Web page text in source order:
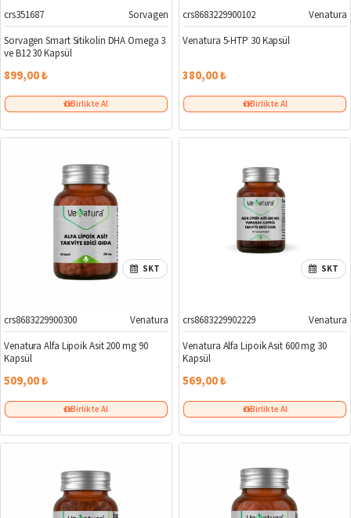
crs351687
Sorvagen
Sorvagen Smart Sitikolin DHA Omega 3
ve B12 30 Kapsül
899,00 ₺
Birlikte Al
crs8683229900102
Venatura
Venatura 5-HTP 30 Kapsül
380,00 ₺
Birlikte Al
SKT
crs8683229900300
Venatura
Venatura Alfa Lipoik Asit 200 mg 90
Kapsül
509,00 ₺
Birlikte Al
SKT
crs8683229902229
Venatura
Venatura Alfa Lipoik Asit 600 mg 30
Kapsül
569,00 ₺
Birlikte Al